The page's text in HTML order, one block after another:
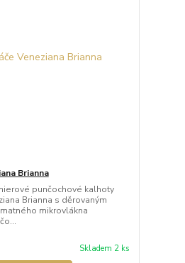
Brianna
punčochové kalhoty
Brianna s děrovaným
mikrovlákna
Skladem 2 ks